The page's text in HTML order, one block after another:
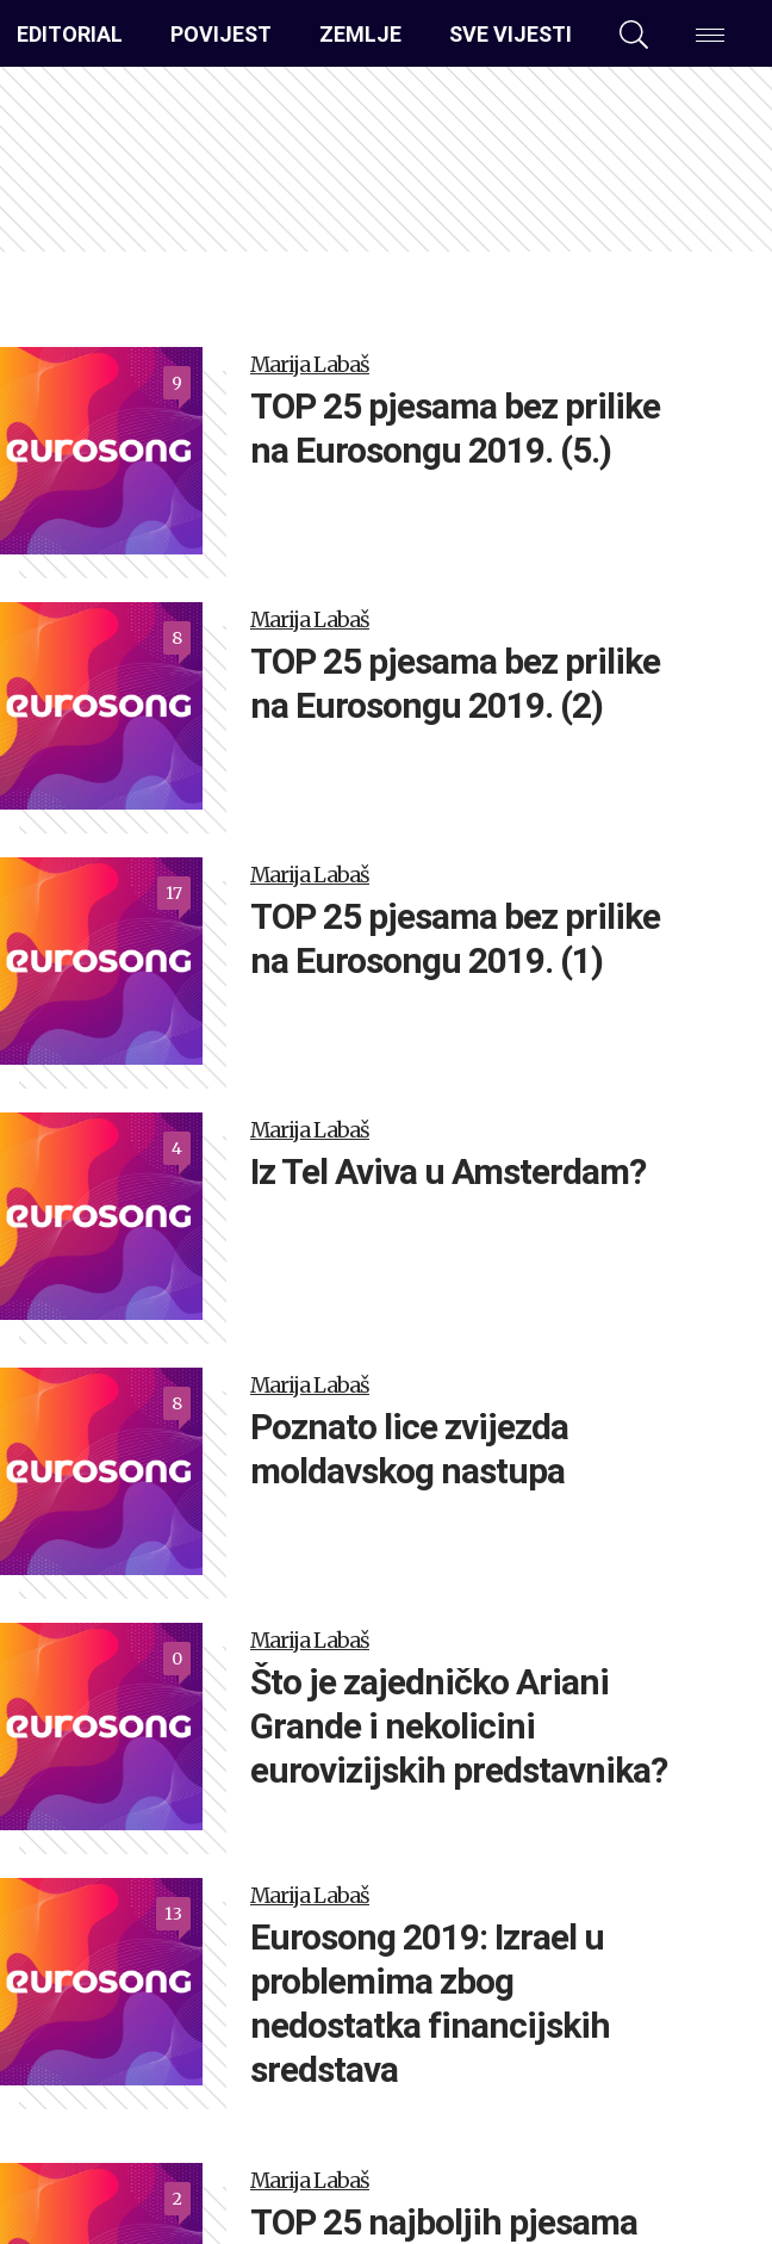
EDITORIAL POVIJEST ZEMLJE SVE VIJESTI
9
Marija Labaš
TOP 25 pjesama bez prilike
na Eurosongu 2019. (5.)
8
Marija Labaš
TOP 25 pjesama bez prilike
na Eurosongu 2019. (2)
17
Marija Labaš
TOP 25 pjesama bez prilike
na Eurosongu 2019. (1)
4
Marija Labaš
Iz Tel Aviva u Amsterdam?
8
Marija Labaš
Poznato lice zvijezda
moldavskog nastupa
0
Marija Labaš
Što je zajedničko Ariani
Grande i nekolicini
eurovizijskih predstavnika?
13
Marija Labaš
Eurosong 2019: Izrael u
problemima zbog
nedostatka financijskih
sredstava
2
Marija Labaš
TOP 25 najboljih pjesama